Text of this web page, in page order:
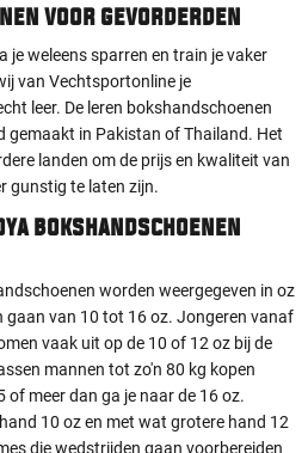
voor gevorderden
je weleens sparren en train je vaker
van Vechtsportonline je
leer. De leren bokshandschoenen
gemaakt in Pakistan of Thailand. Het
landen om de prijs en kwaliteit van
gunstig te laten zijn.
bokshandschoenen
worden weergegeven in oz
gaan van 10 tot 16 oz. Jongeren vanaf
vaak uit op de 10 of 12 oz bij de
mannen tot zo'n 80 kg kopen
of meer dan ga je naar de 16 oz.
10 oz en met wat grotere hand 12
die wedstrijden gaan voorbereiden